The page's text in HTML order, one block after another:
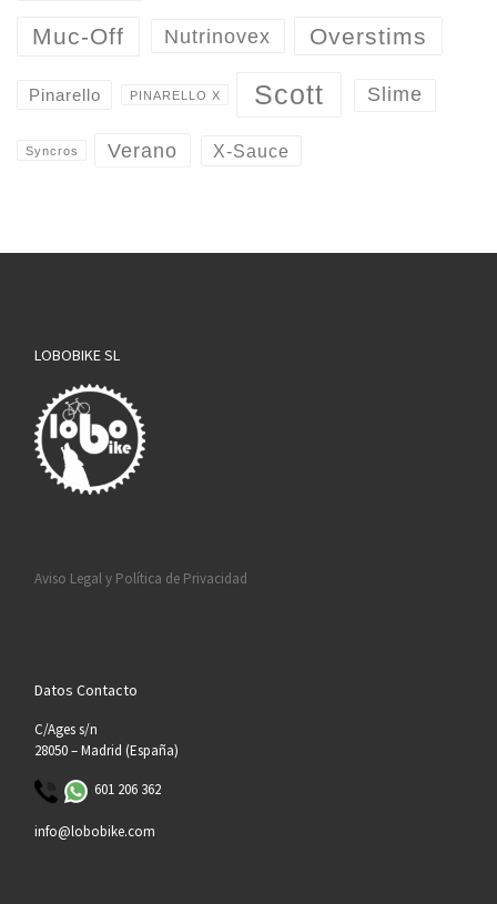
Muc-Off Nutrinovex Overstims
Pinarello PINARELLO X Scott Slime
Syncros Verano X-Sauce
LOBOBIKE SL
Aviso Legal y Política de Privacidad
Datos Contacto
C/Ages s/n
28050 – Madrid (España)
601 206 362
info@lobobike.com